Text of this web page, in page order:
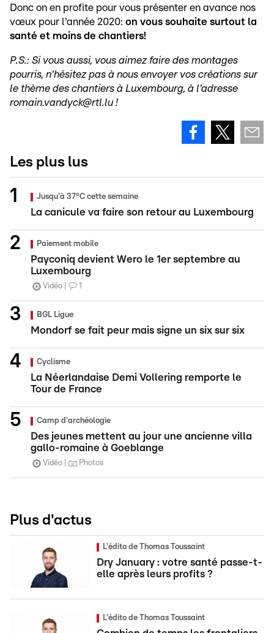
Donc on en profite pour vous présenter en avance nos
vœux pour l'année 2020: on vous souhaite surtout la
santé et moins de chantiers!
P.S.: Si vous aussi, vous aimez faire des montages
pourris, n'hésitez pas à nous envoyer vos créations sur
le thème des chantiers à Luxembourg, à l'adresse
romain.vandyck@rtl.lu !
Les plus lus
Jusqu'à 37°C cette semaine
La canicule va faire son retour au Luxembourg
Paiement mobile
Payconiq devient Wero le 1er septembre au
Luxembourg
Vidéo 1
BGL Ligue
Mondorf se fait peur mais signe un six sur six
Cyclisme
La Néerlandaise Demi Vollering remporte le
Tour de France
Camp d'archéologie
Des jeunes mettent au jour une ancienne villa
gallo-romaine à Goeblange
Vidéo Photos
Plus d'actus
L'édito de Thomas Toussaint
Dry January : votre santé passe-t-
elle après leurs profits ?
L'édito de Thomas Toussaint